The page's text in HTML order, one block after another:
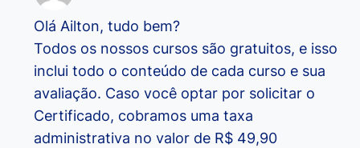
Olá Ailton, tudo bem?
Todos os nossos cursos são gratuitos, e isso
inclui todo o conteúdo de cada curso e sua
avaliação. Caso você optar por solicitar o
Certificado, cobramos uma taxa
administrativa no valor de R$ 49,90